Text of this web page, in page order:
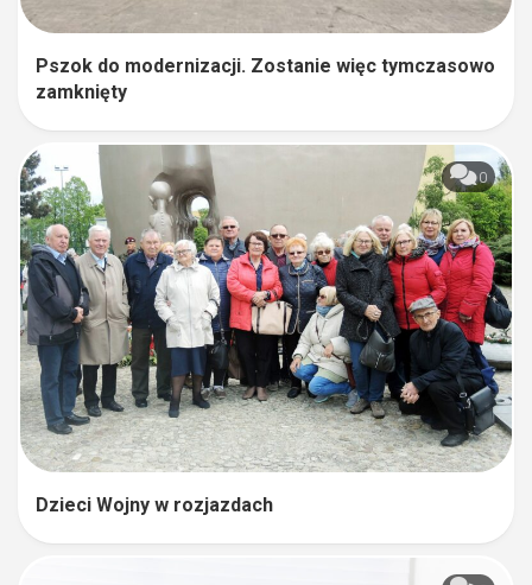
Pszok do modernizacji. Zostanie więc tymczasowo
zamknięty
0
Dzieci Wojny w rozjazdach